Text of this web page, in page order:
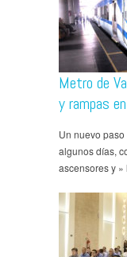
Metro de
y rampas
Un nuevo
algunos días,
ascensores y »